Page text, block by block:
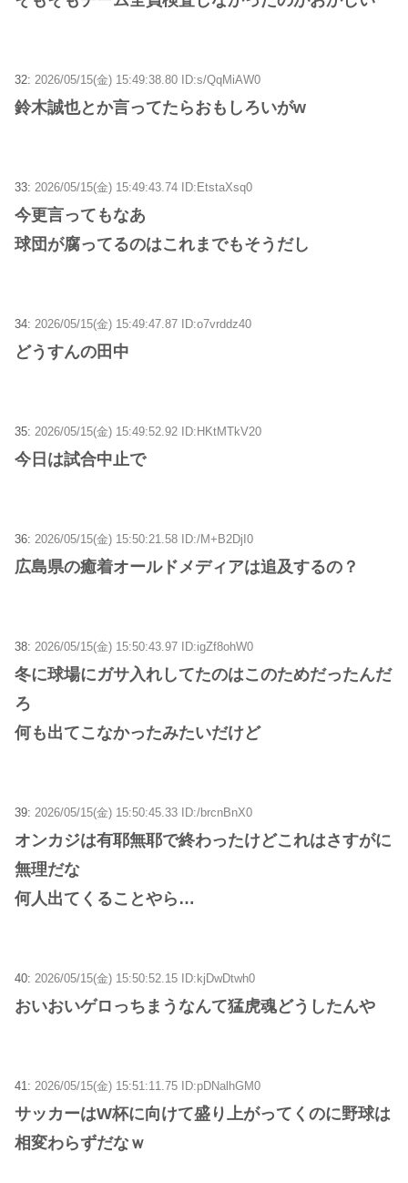
32: 2026/05/15(金) 15:49:38.80 ID:s/QqMiAW0
鈴木誠也とか言ってたらおもしろいがw
33: 2026/05/15(金) 15:49:43.74 ID:EtstaXsq0
今更言ってもなあ
球団が腐ってるのはこれまでもそうだし
34: 2026/05/15(金) 15:49:47.87 ID:o7vrddz40
どうすんの田中
35: 2026/05/15(金) 15:49:52.92 ID:HKtMTkV20
今日は試合中止で
36: 2026/05/15(金) 15:50:21.58 ID:/M+B2DjI0
広島県の癒着オールドメディアは追及するの？
38: 2026/05/15(金) 15:50:43.97 ID:igZf8ohW0
冬に球場にガサ入れしてたのはこのためだったんだ
ろ
何も出てこなかったみたいだけど
39: 2026/05/15(金) 15:50:45.33 ID:/brcnBnX0
オンカジは有耶無耶で終わったけどこれはさすがに
無理だな
何人出てくることやら…
40: 2026/05/15(金) 15:50:52.15 ID:kjDwDtwh0
おいおいゲロっちまうなんて猛虎魂どうしたんや
41: 2026/05/15(金) 15:51:11.75 ID:pDNalhGM0
サッカーはW杯に向けて盛り上がってくのに野球は
相変わらずだなｗ